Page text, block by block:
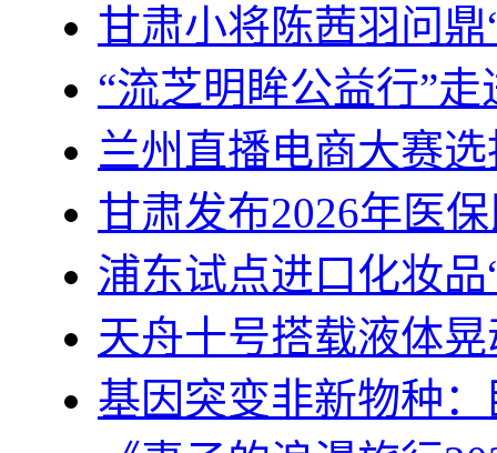
甘肃小将陈茜羽问
“流芝明眸公益行”
兰州直播电商大赛
甘肃发布2026年医
浦东试点进口化妆
天舟十号搭载液体
基因突变非新物种